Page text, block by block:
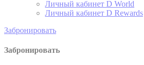
_ga
Google
Google Analytics
Личный кабинет D World
Личный кабинет D Rewards
Забронировать
Забронировать